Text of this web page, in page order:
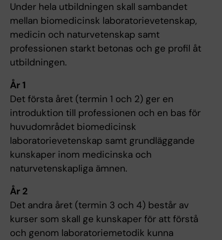
Under hela utbildningen skall sambandet
mellan biomedicinsk laboratorievetenskap,
medicin och naturvetenskap samt
professionen starkt betonas och ge profil åt
utbildningen.
År 1
Det första året (termin 1 och 2) ger en
introduktion till professionen och en bas för
huvudområdet biomedicinsk
laboratorievetenskap samt grundläggande
kunskaper inom medicinska och
naturvetenskapliga ämnen.
År 2
Det andra året (termin 3 och 4) består av
kurser som skall ge kunskaper för att förstå
och genom laboratoriemetodik kunna